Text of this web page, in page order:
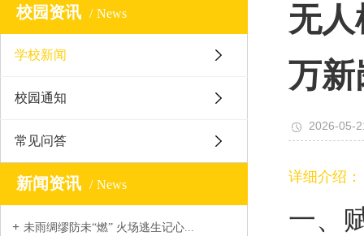
校园资讯 News
学校新闻
校园通知
常见问答
新闻资讯 News
未雨绸缪防未“燃” 火场逃生记心...
无
万新
2026-05-
详细介绍：
一、